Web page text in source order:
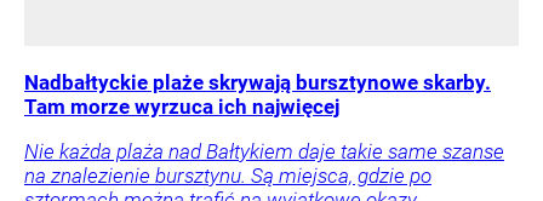
Nadbałtyckie plaże skrywają bursztynowe skarby.
Tam morze wyrzuca ich najwięcej
Nie każda plaża nad Bałtykiem daje takie same szanse
na znalezienie bursztynu. Są miejsca, gdzie po